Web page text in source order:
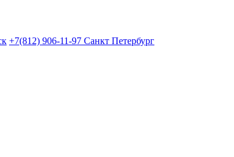
+7(812) 906-11-97 Санкт Петербург